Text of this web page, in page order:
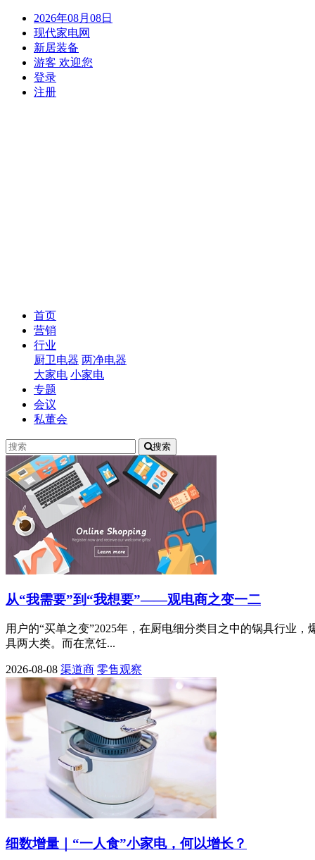
2026年08月08日
现代家电网
新居装备
游客 欢迎您
登录
注册
首页(current)
营销
行业
厨卫电器 两净电器
大家电 小家电
专题
会议
私董会
搜索
从“我需要”到“我想要”——观电商之变一二
用户的“买单之变”2025年，在厨电细分类目之中的锅具行业
具两大类。而在烹饪...
2026-08-08 渠道商 零售观察
细数增量｜“一人食”小家电，何以增长？